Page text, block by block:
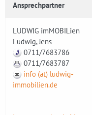
Ansprechpartner
LUDWIG imMOBILien
Ludwig, Jens
0711/7683786
0711/7683787
info (at) ludwig-
immobilien.de